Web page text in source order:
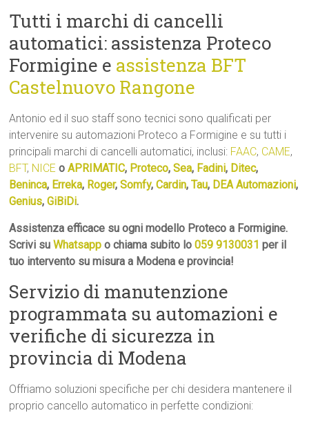
Tutti i marchi di cancelli
automatici: assistenza Proteco
Formigine e assistenza BFT
Castelnuovo Rangone
Antonio ed il suo staff sono tecnici sono qualificati per
intervenire su automazioni Proteco a Formigine e su tutti i
principali marchi di cancelli automatici, inclusi: FAAC, CAME,
BFT, NICE oAPRIMATIC, Proteco,Sea, Fadini, Ditec,
Beninca, Erreka, Roger,Somfy,Cardin,Tau, DEA Automazioni,
Genius,GiBiDi.
Assistenza efficace su ogni modello Proteco a Formigine.
Scrivi suWhatsapp o chiama subito lo059 9130031 per il
tuo intervento su misura a Modena e provincia!
Servizio di manutenzione
programmata su automazioni e
verifiche di sicurezza in
provincia di Modena
Offriamo soluzioni specifiche per chi desidera mantenere il
proprio cancello automatico in perfette condizioni: